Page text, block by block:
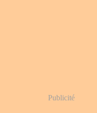
Publicité